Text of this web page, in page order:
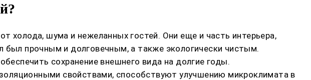
шума и нежеланных гостей. Они еще и часть интерьера,
прочным и долговечным, а также экологически чистым.
сохранение внешнего вида на долгие годы.
свойствами, способствуют улучшению микроклимата в